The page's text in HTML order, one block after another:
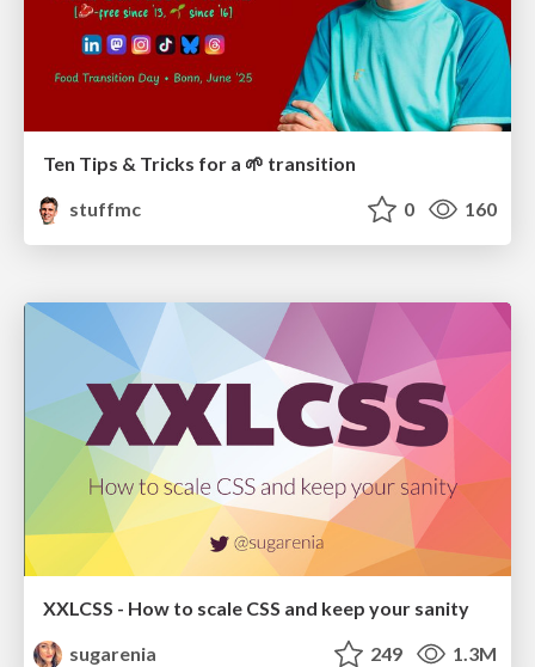
Ten Tips & Tricks for a 🌱 transition
stuffmc
0 160
XXLCSS - How to scale CSS and keep your sanity
sugarenia
249 1.3M